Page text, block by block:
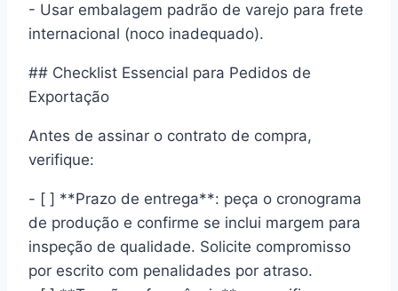
- Usar embalagem padrão de varejo para frete
internacional (noco inadequado).
## Checklist Essencial para Pedidos de
Exportação
Antes de assinar o contrato de compra,
verifique:
- [ ] **Prazo de entrega**: peça o cronograma
de produção e confirme se inclui margem para
inspeção de qualidade. Solicite compromisso
por escrito com penalidades por atraso.